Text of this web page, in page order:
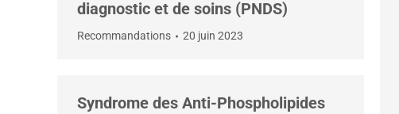
diagnostic et de soins (PNDS)
Recommandations 20 juin 2023
Syndrome des Anti-Phospholipides